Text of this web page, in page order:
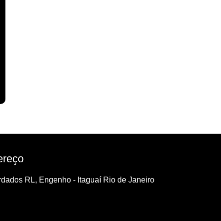
RL, Engenho - Itaguaí Rio de Janeiro